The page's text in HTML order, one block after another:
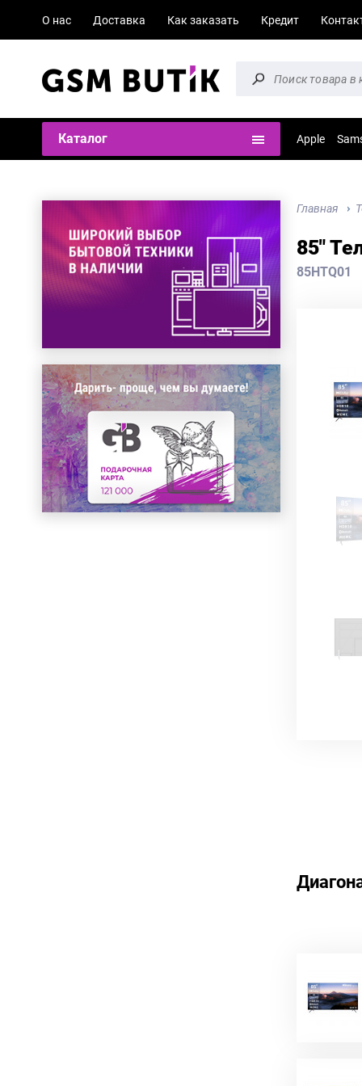
О нас Доставка Как заказать Кредит
Каталог Apple
Главная
85"
85HTQ01